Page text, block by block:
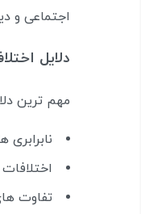
اجتماعی و
دلایل
مهم ترین
تفاوت